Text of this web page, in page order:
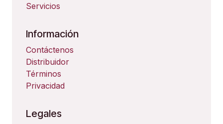
Servicios
Información
Contáctenos
Distribuidor
Términos
Privacidad
Legales